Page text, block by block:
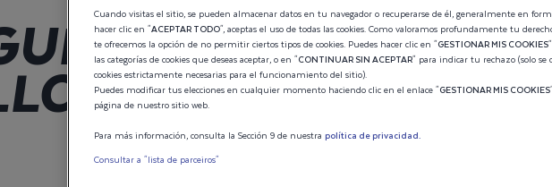
DE
38 T- Tarifa
251
Cuando visitas el sitio, se pueden almacenar datos en tu navegador o recuperarse de él, generalmente en
hacer clic en "ACEPTAR TODO", aceptas el uso de todas las cookies. Como valoramos profundamente tu
te ofrecemos la opción de no permitir ciertos tipos de cookies. Puedes hacer clic en "GESTIONAR MIS COOKIES
las categorías de cookies que deseas aceptar, o en "CONTINUAR SIN ACEPTAR" para indicar tu rechazo (solo se
cookies estrictamente necesarias para el funcionamiento del sitio).
Puedes modificar tus elecciones en cualquier momento haciendo clic en el enlace "GESTIONAR MIS COOKIES
página de nuestro sitio web.
Para más información, consulta la Sección 9 de nuestra política de privacidad.
Consultar a "lista de parceiros"